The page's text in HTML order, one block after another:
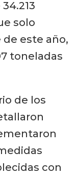
solo
este año,
toneladas
de los
con